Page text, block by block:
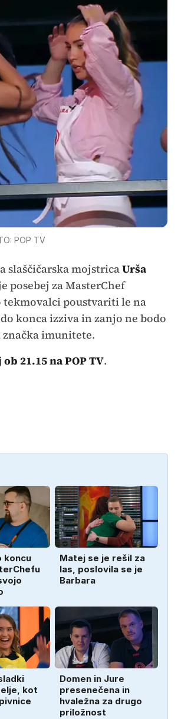
POP TV
slaščičarska mojstricaUrša
posebej za MasterChef
poustvariti le na
konca izziva in zanjo ne bodo
imunitete.
21.15 na POP TV.
koncu
Matej se je rešil za
las, poslovila se je
Barbara
kot
Domen in Jure
presenečena in
hvaležna za drugo
priložnost